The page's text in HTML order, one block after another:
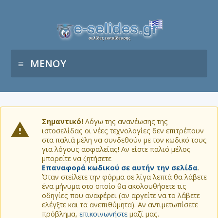
ΜΕΝΟΥ
Σημαντικό! Λόγω της ανανέωσης της
ιστοσελίδας οι νέες τεχνολογίες δεν επιτρέπουν
στα παλιά μέλη να συνδεθούν με τον κωδικό τους
για λόγους ασφαλείας! Αν είστε παλιό μέλος
μπορείτε να ζητήσετε
Επαναφορά κωδικού σε αυτήν την σελίδα.
Όταν στείλετε την φόρμα σε λίγα λεπτά θα λάβετε
ένα μήνυμα στο οποίο θα ακολουθήσετε τις
οδηγίες που αναφέρει (αν αργείτε να το λάβετε
ελέγξτε και τα ανεπιθύμητα). Αν αντιμετωπίσετε
πρόβλημα, επικοινωνήστε μαζί μας.